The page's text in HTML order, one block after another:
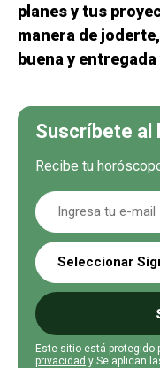
planes y tus
manera de
buena y
Suscríbete al
Recibe tu
Seleccionar
Este sitio está protegido
privacidad y Se aplican